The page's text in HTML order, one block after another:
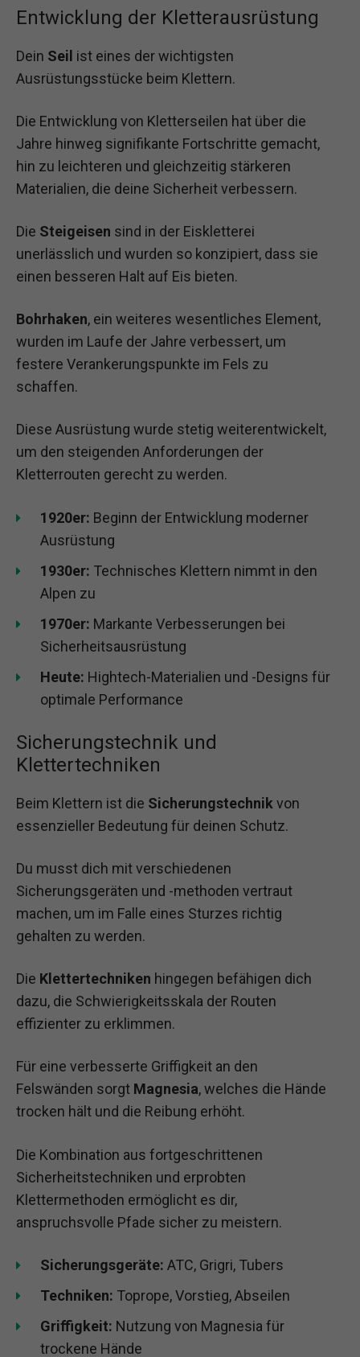
Entwicklung der Kletterausrüstung
Dein Seil ist eines der wichtigsten
Ausrüstungsstücke beim Klettern.
Die Entwicklung von Kletterseilen hat über die
Jahre hinweg signifikante Fortschritte gemacht,
hin zu leichteren und gleichzeitig stärkeren
Materialien, die deine Sicherheit verbessern.
Die Steigeisen sind in der Eiskletterei
unerlässlich und wurden so konzipiert, dass sie
einen besseren Halt auf Eis bieten.
Bohrhaken, ein weiteres wesentliches Element,
wurden im Laufe der Jahre verbessert, um
festere Verankerungspunkte im Fels zu
schaffen.
Diese Ausrüstung wurde stetig weiterentwickelt,
um den steigenden Anforderungen der
Kletterrouten gerecht zu werden.
1920er: Beginn der Entwicklung moderner
Ausrüstung
1930er: Technisches Klettern nimmt in den
Alpen zu
1970er: Markante Verbesserungen bei
Sicherheitsausrüstung
Heute: Hightech-Materialien und -Designs für
optimale Performance
Sicherungstechnik und
Klettertechniken
Beim Klettern ist die Sicherungstechnik von
essenzieller Bedeutung für deinen Schutz.
Du musst dich mit verschiedenen
Sicherungsgeräten und -methoden vertraut
machen, um im Falle eines Sturzes richtig
gehalten zu werden.
Die Klettertechniken hingegen befähigen dich
dazu, die Schwierigkeitsskala der Routen
effizienter zu erklimmen.
Für eine verbesserte Griffigkeit an den
Felswänden sorgt Magnesia, welches die Hände
trocken hält und die Reibung erhöht.
Die Kombination aus fortgeschrittenen
Sicherheitstechniken und erprobten
Klettermethoden ermöglicht es dir,
anspruchsvolle Pfade sicher zu meistern.
Sicherungsgeräte: ATC, Grigri, Tubers
Techniken: Toprope, Vorstieg, Abseilen
Griffigkeit: Nutzung von Magnesia für
trockene Hände